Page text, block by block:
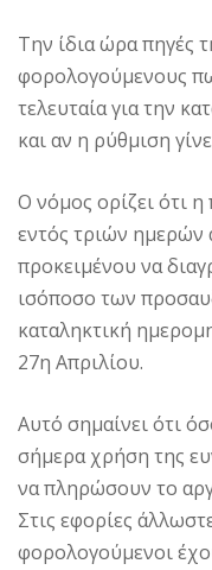
Την ίδια ώρα πηγές
φορολογούμενους
τελευταία για την
και αν η ρύθμιση
Ο νόμος ορίζει ότι
εντός τριών ημερών
προκειμένου να
ισόποσο των
καταληκτική
27η Απριλίου.
Αυτό σημαίνει ότι
σήμερα χρήση της
να πληρώσουν το
Στις εφορίες
φορολογούμενοι